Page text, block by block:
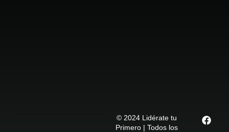
© 2024 Lidérate tu
Primero | Todos los